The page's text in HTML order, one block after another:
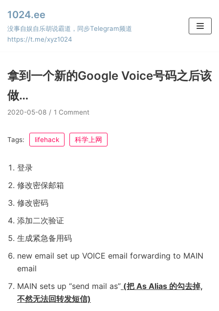
Skip
to
content
1024.ee
没事自娱自乐胡说霸道，同步Telegram频道
https://t.me/xyz1024
拿到一个新的Google Voice号码之后该
做…
2020-05-08 1 Comment
Tags: lifehack 科学上网
登录
修改密保邮箱
修改密码
添加二次验证
生成紧急备用码
new email set up VOICE email forwarding to MAIN
email
MAIN sets up “send mail as” (把 As Alias 的勾去掉,
不然无法回转发短信)